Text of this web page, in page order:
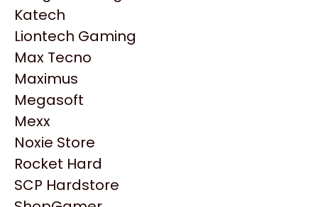
Lenovo
Logitech
MSI
NVIDIA GeForce
NZXT
PNY
Palit
Philips
PowerColor
Katech
Liontech Gaming
Max Tecno
Maximus
Megasoft
Mexx
Noxie Store
Rocket Hard
SCP Hardstore
Productos
Similares
Explorá más productos similares